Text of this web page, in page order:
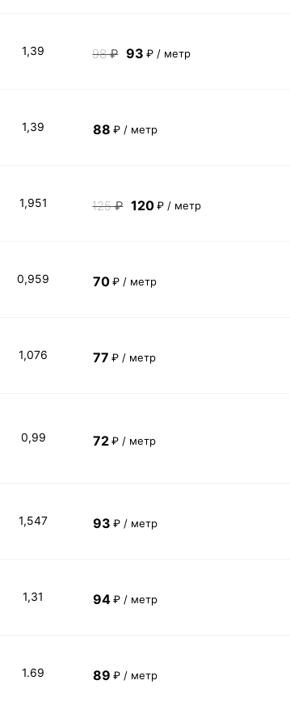
1,39 98₽ 93 ₽ / метр
1,39 88 ₽ / метр
1,951 125₽ 120 ₽ / метр
0,959 70 ₽ / метр
1,076 77 ₽ / метр
0,99 72 ₽ / метр
1,547 93 ₽ / метр
1,31 94 ₽ / метр
1.69 89 ₽ / метр